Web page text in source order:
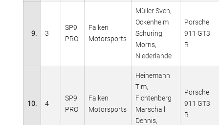
9. 3
SP9
PRO
Falken
Motorsports
Müller Sven,
Ockenheim
Schuring
Morris,
Niederlande
Porsche
911 GT3
R
10. 4
SP9
PRO
Falken
Motorsports
Heinemann
Tim,
Fichtenberg
Marschall
Dennis,
Porsche
911 GT3
R